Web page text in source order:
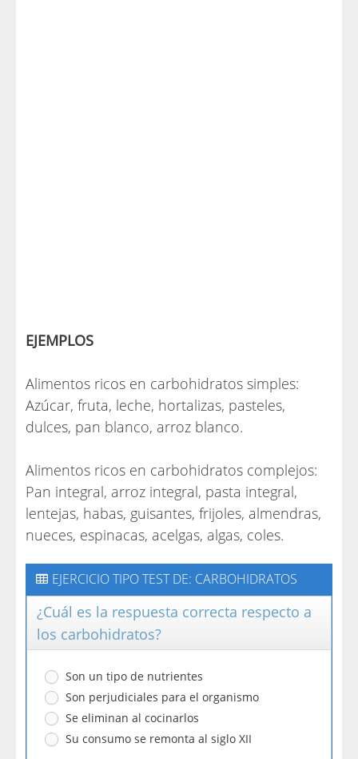
EJEMPLOS
Alimentos ricos en carbohidratos simples:
Azúcar, fruta, leche, hortalizas, pasteles,
dulces, pan blanco, arroz blanco.
Alimentos ricos en carbohidratos complejos:
Pan integral, arroz integral, pasta integral,
lentejas, habas, guisantes, frijoles, almendras,
nueces, espinacas, acelgas, algas, coles.
EJERCICIO TIPO TEST DE: CARBOHIDRATOS
¿Cuál es la respuesta correcta respecto a
los carbohidratos?
Son un tipo de nutrientes
Son perjudiciales para el organismo
Se eliminan al cocinarlos
Su consumo se remonta al siglo XII